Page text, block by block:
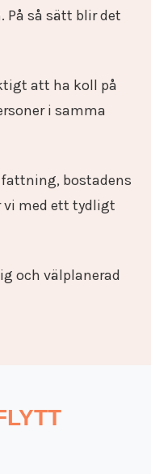
På så sätt blir det
att ha koll på
i samma
bostadens
vi med ett tydligt
och välplanerad